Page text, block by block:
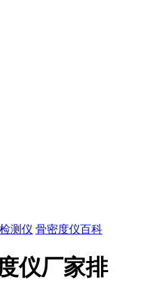
测仪 骨密度仪百科
仪厂家排